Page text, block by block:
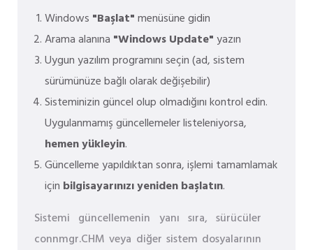
Windows "Başlat"menüsüne gidin
Arama alanına "Windows Update"yazın
Uygun yazılım programını seçin (ad, sistem
sürümünüze bağlı olarak değişebilir)
Sisteminizin güncel olup olmadığını kontrol edin.
Uygulanmamış güncellemeler listeleniyorsa,
hemen yükleyin.
Güncelleme yapıldıktan sonra, işlemi tamamlamak
için bilgisayarınızı yeniden başlatın.
Sistemi güncellemenin yanı sıra, sürücüler
connmgr.CHM veya diğer sistem dosyalarının